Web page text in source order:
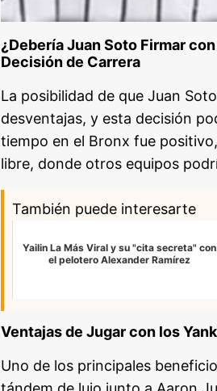
¿Debería Juan Soto Firmar
Decisión de Carrera
La posibilidad de que Juan
desventajas, y esta decisión
tiempo en el Bronx fue
libre, donde otros equipos
También puede interesarte
Yailin La Más Viral y su "cita secreta" con
el pelotero Alexander Ramírez
Ventajas de Jugar con los
Uno de los principales